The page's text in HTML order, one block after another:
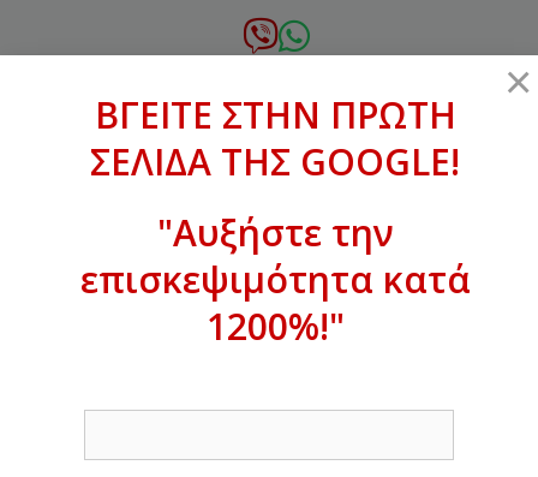
σε
xanthogenous@gmail.com
ΒΓΕΙΤΕ ΣΤΗΝ ΠΡΩΤΗ ΣΕΛΙΔΑ ΤΗΣ
GOOGLE!
×
ΒΓΕΙΤΕ ΣΤΗΝ ΠΡΩΤΗ
ΣΕΛΙΔΑ ΤΗΣ GOOGLE!
"Αυξήστε την
επισκεψιμότητα κατά
1200%!"